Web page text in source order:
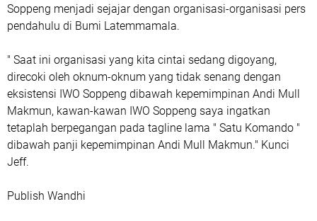
Soppeng menjadi sejajar dengan organisasi-organisasi pers
pendahulu di Bumi Latemmamala.
" Saat ini organisasi yang kita cintai sedang digoyang,
direcoki oleh oknum-oknum yang tidak senang dengan
eksistensi IWO Soppeng dibawah kepemimpinan Andi Mull
Makmun, kawan-kawan IWO Soppeng saya ingatkan
tetaplah berpegangan pada tagline lama " Satu Komando "
dibawah panji kepemimpinan Andi Mull Makmun." Kunci
Jeff.
Publish Wandhi